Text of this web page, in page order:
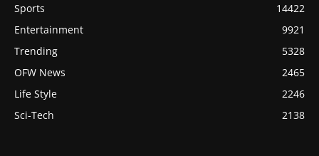
Sports
14422
Entertainment
9921
Trending
5328
OFW News
2465
Life Style
2246
Sci-Tech
2138